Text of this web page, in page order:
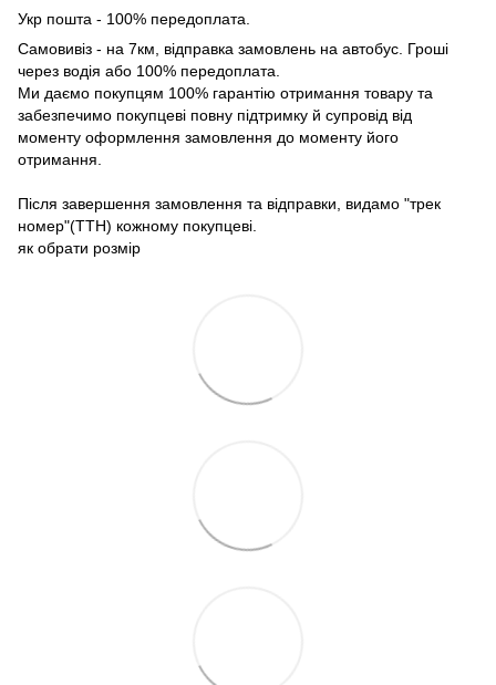
Укр пошта - 100% передоплата.
Самовивіз - на 7км, відправка замовлень на автобус. Гроші
через водія або 100% передоплата.
Ми даємо покупцям 100% гарантію отримання товару та
забезпечимо покупцеві повну підтримку й супровід від
моменту оформлення замовлення до моменту його
отримання.
Після завершення замовлення та відправки, видамо "трек
номер"(ТТН) кожному покупцеві.
як обрати розмір